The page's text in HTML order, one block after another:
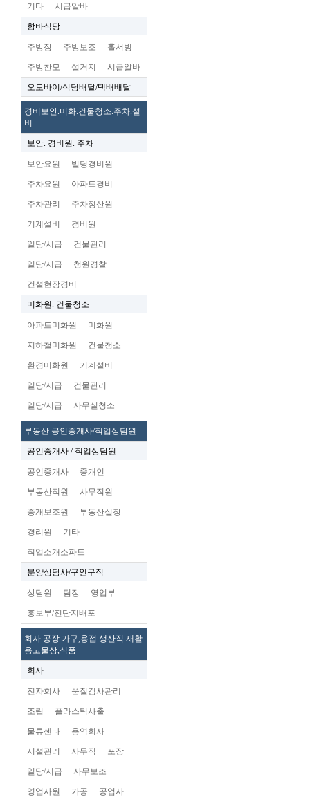
기타 시급알바
함바식당
주방장 주방보조 홀서빙
주방찬모 설거지 시급알바
오토바이/식당배달/택배배달
경비보안.미화.건물청소.주차.설
비
보안. 경비원. 주차
보안요원 빌딩경비원
주차요원 아파트경비
주차관리 주차정산원
기계설비 경비원
일당/시급 건물관리
일당/시급 청원경찰
건설현장경비
미화원. 건물청소
아파트미화원 미화원
지하철미화원 건물청소
환경미화원 기계설비
일당/시급 건물관리
일당/시급 사무실청소
부동산 공인중개사/직업상담원
공인중개사 / 직업상담원
공인중개사 중개인
부동산직원 사무직원
중개보조원 부동산실장
경리원 기타
직업소개소파트
분양상담사/구인구직
상담원 팀장 영업부
홍보부/전단지배포
회사.공장.가구,용접.생산직.재활
용고물상,식품
회사
전자회사 품질검사관리
조립 플라스틱사출
물류센타 용역회사
시설관리 사무직 포장
일당/시급 사무보조
영업사원 가공 공업사